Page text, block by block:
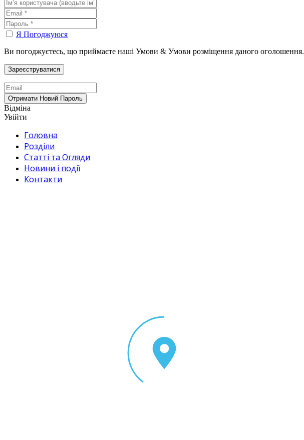
Я Погоджуюся
Ви погоджуєтесь, що приймаєте наші Умови & Умови розміщення даного оголошення.
Відміна
Увійти
Головна
Розділи
Статті та Огляди
Новини і події
Контакти